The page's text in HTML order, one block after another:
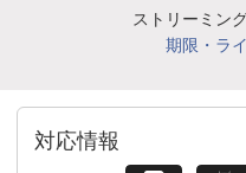
ストリーミン
期限・ラ
対応情報